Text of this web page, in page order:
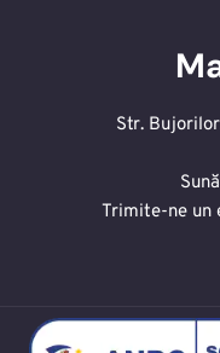
Str.
Trimite-ne un